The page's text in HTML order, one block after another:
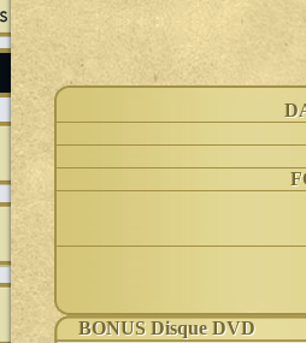
BONUS Disque DVD